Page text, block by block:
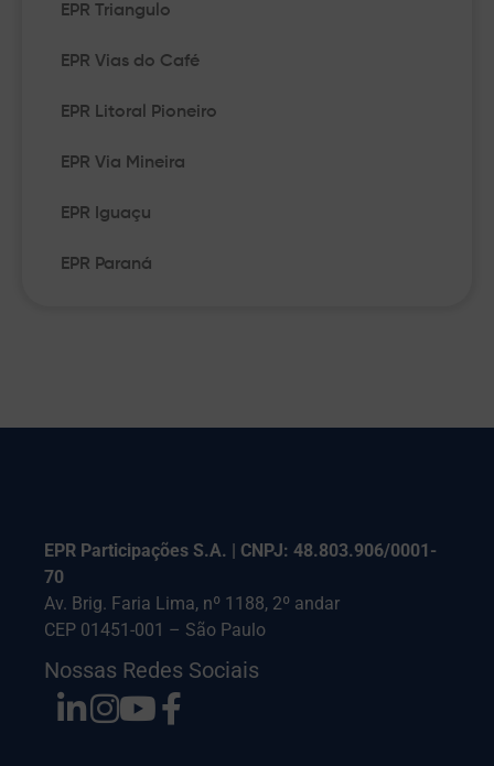
EPR Triangulo
EPR Vias do Café
EPR Litoral Pioneiro
EPR Via Mineira
EPR Iguaçu
EPR Paraná
EPR Participações S.A. | CNPJ: 48.803.906/0001-
70
Av. Brig. Faria Lima, nº 1188, 2º andar
CEP 01451-001 – São Paulo
Nossas Redes Sociais